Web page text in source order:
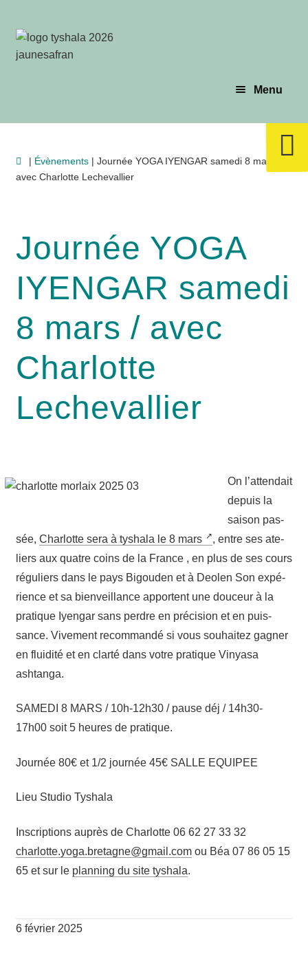
à
la
au
contenu
Menu
Planning & Tarif
Le yoga
| Évènements | Journée YOGA IYENGAR samedi 8 mars /
avec Charlotte Lechevallier
Journée YOGA
IYENGAR samedi
8 mars / avec
Charlotte
Lechevallier
On l’at­ten­dait
depuis la
sai­son pas­
sée, Char­lotte sera à tysha­la le 8 mars
, entre ses ate­
liers aux quatre coins de la France , en plus de ses cours
régu­liers dans le pays Bigou­den et à Deo­len Son expé­
rience et sa bien­veillance apportent une dou­ceur à la
pra­tique Iyen­gar sans perdre en pré­ci­sion et en puis­
sance. Vive­ment recom­man­dé si vous sou­hai­tez gagner
en flui­di­té et en clar­té dans votre pra­tique Vinya­sa
ashtanga.
SAMEDI 8 MARS / 10h-12h30 / pause déj / 14h30-
17h00 soit 5 heures de pratique.
Jour­née 80€ et 1/2 jour­née 45€ SALLE EQUIPEE
Lieu Stu­dio Tyshala
Ins­crip­tions auprès de Char­lotte 06 62 27 33 32
moc.l
iamg@
engat
erb.a
goy.e
ttolr
ahc
ou Béa 07 86 05 15
65 et sur le plan­ning du site tysha­la.
6 février 2025